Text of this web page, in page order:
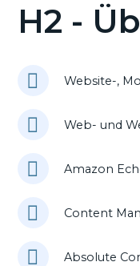
H2 -
Website-,
Web- und
Amazon
Content
Absolute